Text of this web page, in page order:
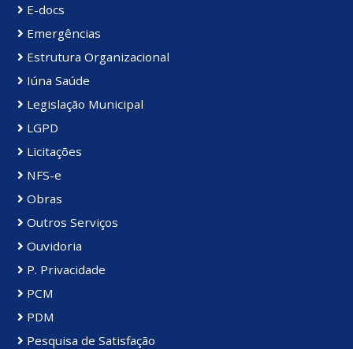
E-docs
Emergências
Estrutura Organizacional
Iúna Saúde
Legislação Municipal
LGPD
Licitações
NFS-e
Obras
Outros Serviços
Ouvidoria
P. Privacidade
PCM
PDM
Pesquisa de Satisfação